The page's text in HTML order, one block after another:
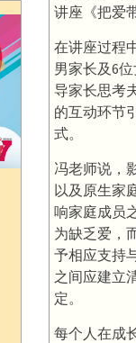
讲座《把爱
在讲座过程
男家长及6
导家长思考
的互动环节
式。
冯老师说，
以及原生家
响家庭成员
为缺乏爱，
予相应支持
之间应建立
定。
每个人在成